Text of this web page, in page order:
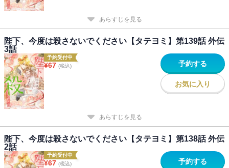
あらすじを見る
陛下、今度は殺さないでください【タテヨミ】第139話 外伝
3話
予約受付中
¥67 (税込) 予約する
お気に入り
あらすじを見る
陛下、今度は殺さないでください【タテヨミ】第138話 外伝
2話
予約受付中
¥67 (税込) 予約する